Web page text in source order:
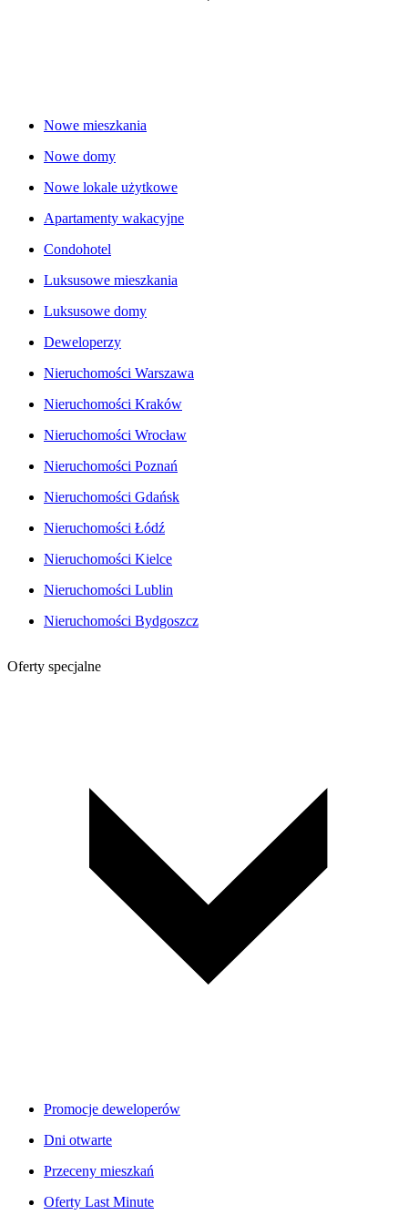
Nowe mieszkania
Nowe domy
Nowe lokale użytkowe
Apartamenty wakacyjne
Condohotel
Luksusowe mieszkania
Luksusowe domy
Deweloperzy
Nieruchomości Warszawa
Nieruchomości Kraków
Nieruchomości Wrocław
Nieruchomości Poznań
Nieruchomości Gdańsk
Nieruchomości Łódź
Nieruchomości Kielce
Nieruchomości Lublin
Nieruchomości Bydgoszcz
Oferty specjalne
Promocje deweloperów
Dni otwarte
Przeceny mieszkań
Oferty Last Minute